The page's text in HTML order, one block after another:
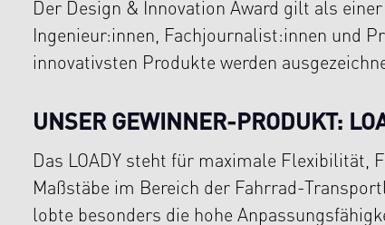
Der Design & Innovation Award gilt als
Ingenieur:innen, Fachjournalist:innen und
innovativsten Produkte werden
UNSER GEWINNER-PRODUKT:
Das LOADY steht für maximale Flexibilität,
Maßstäbe im Bereich der Fahrrad-
lobte besonders die hohe